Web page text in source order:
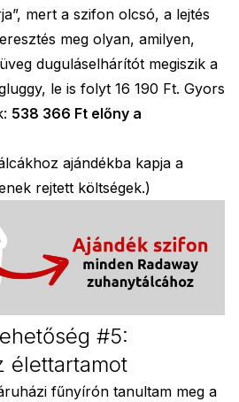
mert a szifon olcsó, a lejtés
meg olyan, amilyen,
duguláselhárítót megiszik a
le is folyt 16 190 Ft. Gyors
538 366 Ft előny a
ajándékba kapja a
rejtett költségek.)
#5:
élettartamot
fűnyírón tanultam meg a